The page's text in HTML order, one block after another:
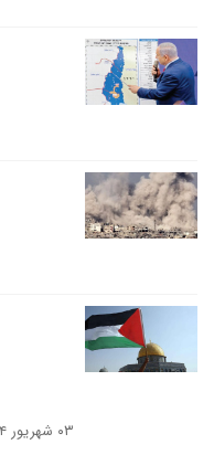
۰۳ شهریور ۱۴۰۴